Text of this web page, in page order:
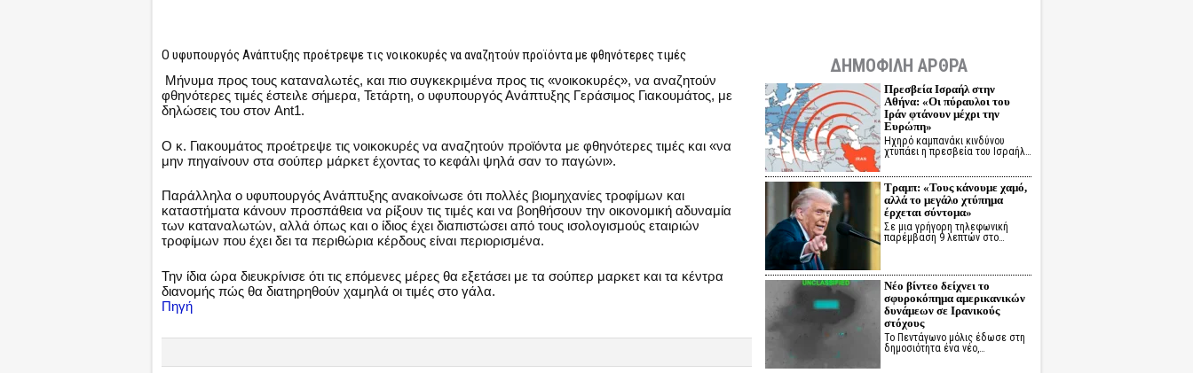
Ο υφυπουργός Ανάπτυξης προέτρεψε τις νοικοκυρές να αναζητούν προϊόντα με φθηνότερες τιμές
Μήνυμα προς τους καταναλωτές, και πιο συγκεκριμένα προς τις «νοικοκυρές», να αναζητούν
φθηνότερες τιμές έστειλε σήμερα, Τετάρτη, ο υφυπουργός Ανάπτυξης Γεράσιμος Γιακουμάτος, με
δηλώσεις του στον Ant1.
Ο κ. Γιακουμάτος προέτρεψε τις νοικοκυρές να αναζητούν προϊόντα με φθηνότερες τιμές και «να
μην πηγαίνουν στα σούπερ μάρκετ έχοντας το κεφάλι ψηλά σαν το παγώνι».
Παράλληλα ο υφυπουργός Ανάπτυξης ανακοίνωσε ότι πολλές βιομηχανίες τροφίμων και
καταστήματα κάνουν προσπάθεια να ρίξουν τις τιμές και να βοηθήσουν την οικονομική αδυναμία
των καταναλωτών, αλλά όπως και ο ίδιος έχει διαπιστώσει από τους ισολογισμούς εταιριών
τροφίμων που έχει δει τα περιθώρια κέρδους είναι περιορισμένα.
Την ίδια ώρα διευκρίνισε ότι τις επόμενες μέρες θα εξετάσει με τα σούπερ μαρκετ και τα κέντρα
διανομής πώς θα διατηρηθούν χαμηλά οι τιμές στο γάλα.
Πηγή
ΔΗΜΟΦΙΛΗ ΑΡΘΡΑ
Πρεσβεία Ισραήλ στην
Αθήνα: «Οι πύραυλοι του
Ιράν φτάνουν μέχρι την
Ευρώπη»
Ηχηρό καμπανάκι κινδύνου
χτυπάει η πρεσβεία του Ισραήλ…
Τραμπ: «Τους κάνουμε χαμό,
αλλά το μεγάλο χτύπημα
έρχεται σύντομα»
Σε μια γρήγορη τηλεφωνική
παρέμβαση 9 λεπτών στο…
Νέο βίντεο δείχνει το
σφυροκόπημα αμερικανικών
δυνάμεων σε Ιρανικούς
στόχους
Το Πεντάγωνο μόλις έδωσε στη
δημοσιότητα ένα νέο,…